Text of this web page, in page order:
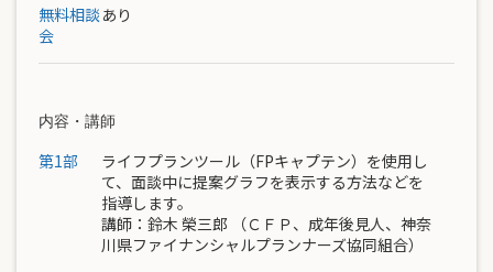
無料相談
会
あり
内容・講師
第1部
ライフプランツール（FPキャプテン）を使用し
て、面談中に提案グラフを表示する方法などを
指導します。
講師： 鈴木 榮三郎 （ＣＦＰ、成年後見人、神奈
川県ファイナンシャルプランナーズ協同組合）